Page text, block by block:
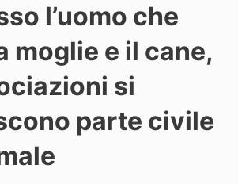
l’uomo che
moglie e il cane,
si
parte civile